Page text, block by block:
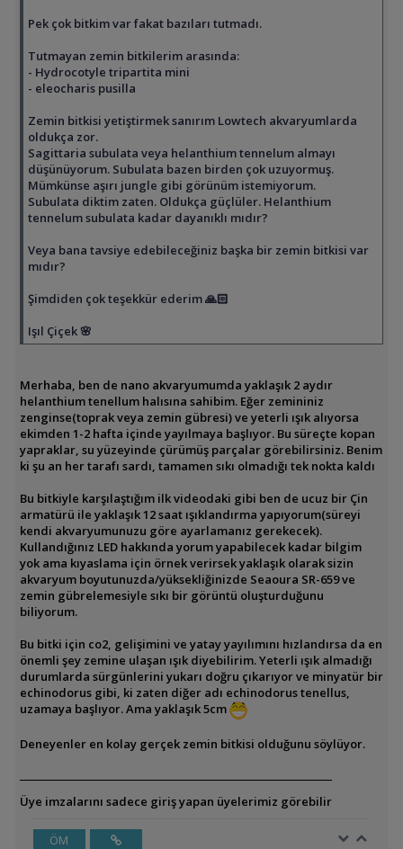
Pek çok bitkim var fakat bazıları tutmadı.
Tutmayan zemin bitkilerim arasında:
- Hydrocotyle tripartita mini
- eleocharis pusilla
Zemin bitkisi yetiştirmek sanırım Lowtech akvaryumlarda
oldukça zor.
Sagittaria subulata veya helanthium tennelum almayı
düşünüyorum. Subulata bazen birden çok uzuyormuş.
Mümkünse aşırı jungle gibi görünüm istemiyorum.
Subulata diktim zaten. Oldukça güçlüler. Helanthium
tennelum subulata kadar dayanıklı mıdır?
Veya bana tavsiye edebileceğiniz başka bir zemin bitkisi var
mıdır?
Şimdiden çok teşekkür ederim 🙏🏻
Işıl Çiçek 🌸
Merhaba, ben de nano akvaryumumda yaklaşık 2 aydır
helanthium tenellum halısına sahibim. Eğer zemininiz
zenginse(toprak veya zemin gübresi) ve yeterli ışık alıyorsa
ekimden 1-2 hafta içinde yayılmaya başlıyor. Bu süreçte kopan
yapraklar, su yüzeyinde çürümüş parçalar görebilirsiniz. Benim
ki şu an her tarafı sardı, tamamen sıkı olmadığı tek nokta kaldı
Bu bitkiyle karşılaştığım ilk videodaki gibi ben de ucuz bir Çin
armatürü ile yaklaşık 12 saat ışıklandırma yapıyorum(süreyi
kendi akvaryumunuzu göre ayarlamanız gerekecek).
Kullandığınız LED hakkında yorum yapabilecek kadar bilgim
yok ama kıyaslama için örnek verirsek yaklaşık olarak sizin
akvaryum boyutunuzda/yüksekliğinizde Seaoura SR-659 ve
zemin gübrelemesiyle sıkı bir görüntü oluşturduğunu
biliyorum.
Bu bitki için co2, gelişimini ve yatay yayılımını hızlandırsa da en
önemli şey zemine ulaşan ışık diyebilirim. Yeterli ışık almadığı
durumlarda sürgünlerini yukarı doğru çıkarıyor ve minyatür bir
echinodorus gibi, ki zaten diğer adı echinodorus tenellus,
uzamaya başlıyor. Ama yaklaşık 5cm
Deneyenler en kolay gerçek zemin bitkisi olduğunu söylüyor.
Üye imzalarını sadece giriş yapan üyelerimiz görebilir
ÖM